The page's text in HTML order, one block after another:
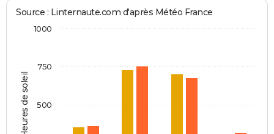
Heures de soleil
Source : Linternaute.com d'après Météo France
500
750
1000